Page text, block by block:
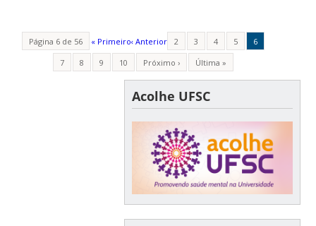
Página 6 de 56 « Primeiro‹ Anterior 2 3 4 5
6
7
8 9 10 Próximo › Última »
Acolhe UFSC